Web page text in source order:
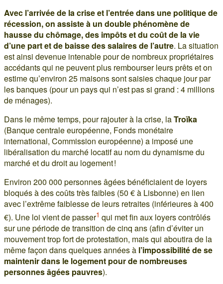
Avec l’arrivée de la crise et l’entrée dans une politique de
récession, on assiste à un double phénomène de
hausse du chômage, des impôts et du coût de la vie
d’une part et de baisse des salaires de l’autre. La situation
est ainsi devenue intenable pour de nombreux propriétaires
accédants qui ne peuvent plus rembourser leurs prêts et on
estime qu’environ 25 maisons sont saisies chaque jour par
les banques (pour un pays qui n’est pas si grand : 4 millions
de ménages).
Dans le même temps, pour rajouter à la crise, laTroïka
(Banque centrale européenne, Fonds monétaire
international, Commission européenne) a imposé une
libéralisation du marché locatif au nom du dynamisme du
marché et du droit au logement !
Environ 200 000 personnes âgées bénéficiaient de loyers
bloqués à des coûts très faibles (50 € à Lisbonne) en lien
avec l’extrême faiblesse de leurs retraites (inférieures à 400
€). Une loi vient de passer1 qui met fin aux loyers contrôlés
sur une période de transition de cinq ans (afin d’éviter un
mouvement trop fort de protestation, mais qui aboutira de la
même façon dans quelques années à l’impossibilité de se
maintenir dans le logement pour de nombreuses
personnes âgées pauvres).